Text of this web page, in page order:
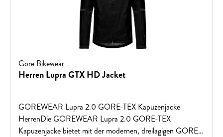
Gore Bikewear
Herren Lupra GTX HD Jacket
GOREWEAR Lupra 2.0 GORE-TEX Kapuzenjacke
HerrenDie GOREWEAR Lupra 2.0 GORE-TEX
Kapuzenjacke bietet mit der modernen, dreilagigen GORE-